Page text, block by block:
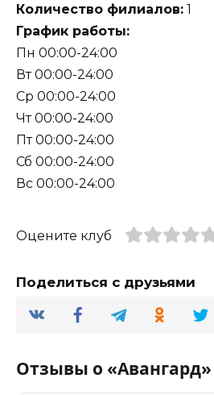
Количество филиалов: 1
График работы:
Пн 00:00-24:00
Вт 00:00-24:00
Ср 00:00-24:00
Чт 00:00-24:00
Пт 00:00-24:00
Сб 00:00-24:00
Вс 00:00-24:00
Оцените клуб
Поделиться с друзьями
Отзывы о «Авангард»